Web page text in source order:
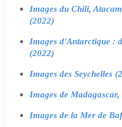
Images du Chili,
(2022)
Images d'Antarctique :
(2022)
Images des Seychelles
Images de
Images de la Mer de